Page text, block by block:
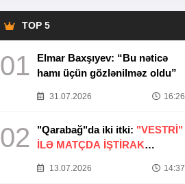
TOP 5
01
Elmar Baxşıyev: “Bu nəticə
hamı üçün gözlənilməz oldu”
31.07.2026 16:26
02 "Qarabağ"da iki itki: "VESTRİ"
İLƏ MATÇDA İŞTİRAK
13.07.2026 14:37